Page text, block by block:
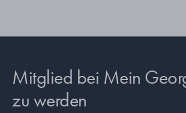
Mitglied bei Mein
zu werden